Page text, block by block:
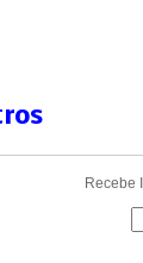
Recebe